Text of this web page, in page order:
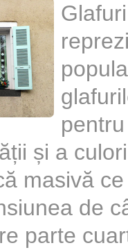
și a
masivă
de
parte